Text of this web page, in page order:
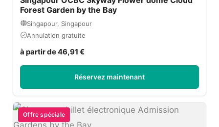
Forest Garden by the Bay
Singapour, Singapour
Annulation gratuite
à partir de 46,91 €
Réservez maintenant
Offre spéciale